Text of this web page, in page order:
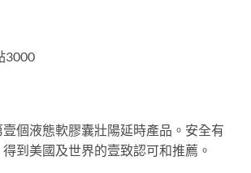
3000
個液態軟膠囊壯陽延時產品。安全有
到美國及世界的壹致認可和推薦。